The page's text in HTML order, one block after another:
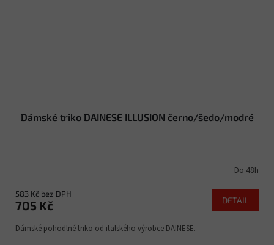
Dámské triko DAINESE ILLUSION černo/šedo/modré
Do 48h
583 Kč bez DPH
705 Kč DETAIL
Dámské pohodlné triko od italského výrobce DAINESE.